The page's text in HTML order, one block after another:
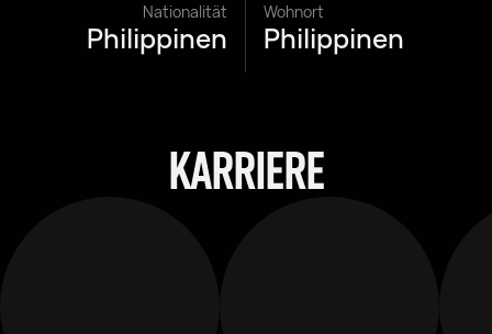
Nationalität
Philippinen
Wohnort
Philippinen
KARRIERE